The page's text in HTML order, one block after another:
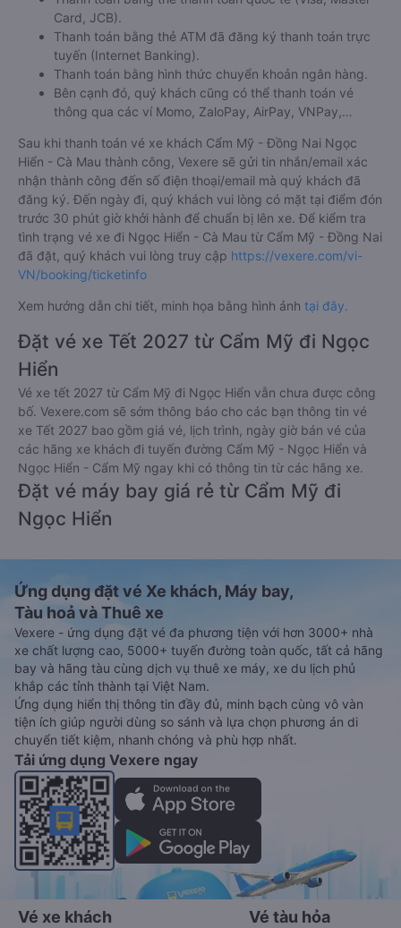
Card, JCB).
Thanh toán bằng thẻ ATM đã đăng ký thanh toán trực
tuyến (Internet Banking).
Thanh toán bằng hình thức chuyển khoản ngân hàng.
Bên cạnh đó, quý khách cũng có thể thanh toán vé
thông qua các ví Momo, ZaloPay, AirPay, VNPay,…
Sau khi thanh toán vé xe khách Cẩm Mỹ - Đồng Nai Ngọc
Hiển - Cà Mau thành công, Vexere sẽ gửi tin nhắn/email xác
nhận thành công đến số điện thoại/email mà quý khách đã
đăng ký. Đến ngày đi, quý khách vui lòng có mặt tại điểm đón
trước 30 phút giờ khởi hành để chuẩn bị lên xe. Để kiểm tra
tình trạng vé xe đi Ngọc Hiển - Cà Mau từ Cẩm Mỹ - Đồng Nai
đã đặt, quý khách vui lòng truy cập https://vexere.com/vi-
VN/booking/ticketinfo
Xem hướng dẫn chi tiết, minh họa bằng hình ảnh tại đây.
Đặt vé xe Tết 2027 từ Cẩm Mỹ đi Ngọc
Hiển
Vé xe tết 2027 từ Cẩm Mỹ đi Ngọc Hiển vẫn chưa được công
bố. Vexere.com sẽ sớm thông báo cho các bạn thông tin vé
xe Tết 2027 bao gồm giá vé, lịch trình, ngày giờ bán vé của
các hãng xe khách đi tuyến đường Cẩm Mỹ - Ngọc Hiển và
Ngọc Hiển - Cẩm Mỹ ngay khi có thông tin từ các hãng xe.
Đặt vé máy bay giá rẻ từ Cẩm Mỹ đi
Ngọc Hiển
Ứng dụng đặt vé Xe khách, Máy bay,
Tàu hoả và Thuê xe
Vexere - ứng dụng đặt vé đa phương tiện với hơn 3000+ nhà
xe chất lượng cao, 5000+ tuyến đường toàn quốc, tất cả hãng
bay và hãng tàu cùng dịch vụ thuê xe máy, xe du lịch phủ
khắp các tỉnh thành tại Việt Nam.
Ứng dụng hiển thị thông tin đầy đủ, minh bạch cùng vô vàn
tiện ích giúp người dùng so sánh và lựa chọn phương án di
chuyển tiết kiệm, nhanh chóng và phù hợp nhất.
Tải ứng dụng Vexere ngay
Vé xe khách Vé tàu hỏa